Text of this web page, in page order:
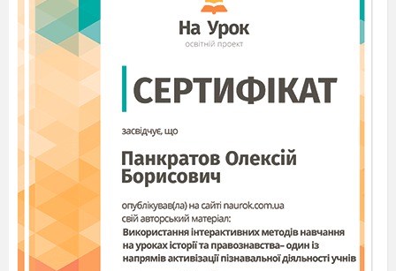
Господар:
Співав – співав!
Господиня:
А де ж це наша доня?
Господар:
Мабуть, до свого Гриця пішла.
Господиня:
Та я ж двері зачинила!
Господар:
А ти пам’ятаєш, як до мене через
вікно тікала? Мати тебе також не пускала.
Господиня:
Пам’ятаю, пам’ятаю! Ой!
вечір, ані дівчат, ані хлопців немає. Як згадаю,
як ми дівували: щойно зачуєш десь вечорниці,
то аж тини тріщать... Не те, що зараз. Скоро
вже треті півні заспівають, а вечорниці ще й не
починалися. Ой-ой-ой! Куди все поділося?
Сміх.
Господиня схоплюється з місця.
Заходять дівчата.